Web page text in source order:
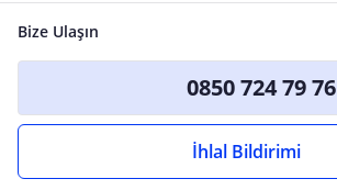
Bize Ulaşın
0850 724 79 76
İhlal Bildirimi